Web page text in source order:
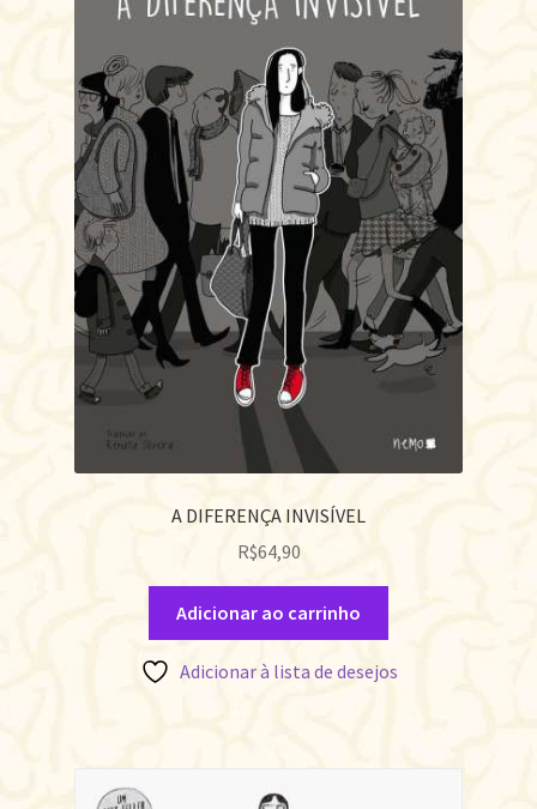
A DIFERENÇA INVISÍVEL
R$64,90
Adicionar ao carrinho
Adicionar à lista de desejos